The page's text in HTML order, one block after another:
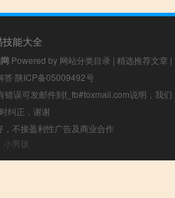
能大全
Powered by 网站分类目录 | 精选推荐文章 |
答 陕ICP备05009492号
错误可发邮件到f_fb#foxmail.com说明，我们
纠正，谢谢
不接盈利性广告及商业合作
小男孩